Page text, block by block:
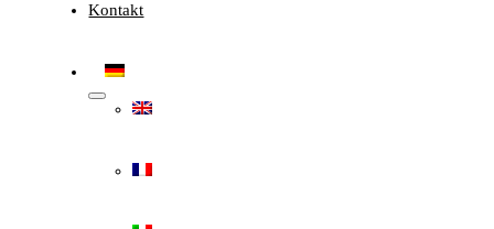
Kontakt